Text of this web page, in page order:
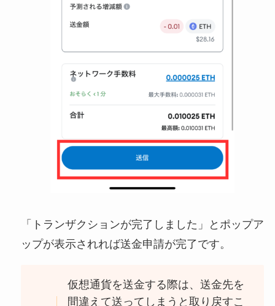
「トランザクションが完了しました」とポップア
ップが表示されれば送金申請が完了です。
仮想通貨を送金する際は、送金先を
間違えて送ってしまうと取り戻すこ